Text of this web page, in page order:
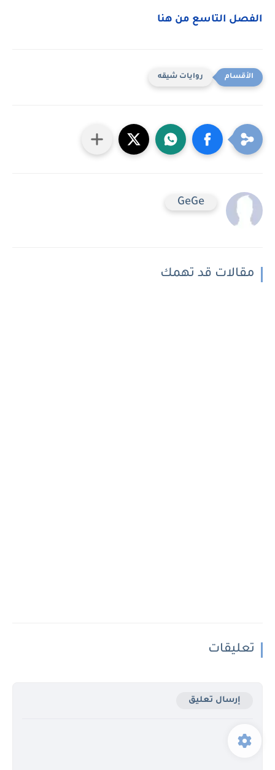
الفصل التاسع من هنا
روايات شيقه
GeGe
مقالات قد تهمك
تعليقات
إرسال تعليق